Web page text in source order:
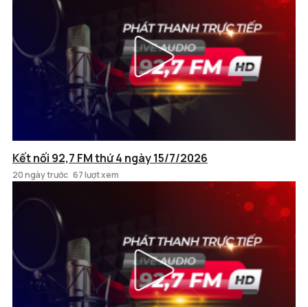
Kết nối 92,7 FM thứ 4 ngày 15/7/2026
20 ngày trước 67 lượt xem